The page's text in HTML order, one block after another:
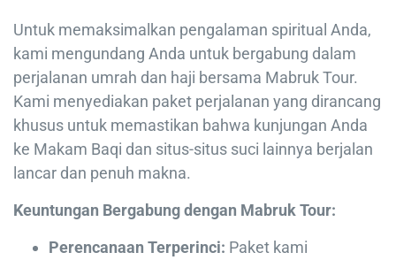
Untuk memaksimalkan pengalaman spiritual Anda,
kami mengundang Anda untuk bergabung dalam
perjalanan umrah dan haji bersama Mabruk Tour.
Kami menyediakan paket perjalanan yang dirancang
khusus untuk memastikan bahwa kunjungan Anda
ke Makam Baqi dan situs-situs suci lainnya berjalan
lancar dan penuh makna.
Keuntungan Bergabung dengan Mabruk Tour:
Perencanaan Terperinci: Paket kami